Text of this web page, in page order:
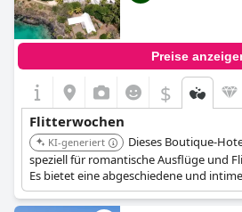
Preise
$
Flitterwochen
KI-generiert
Dieses Boutique-
speziell für romantische Ausflüge und
Es bietet eine abgeschiedene und
Merkmalen wie „Liebesnestern“,
und einem Fokus auf Privatsphäre und